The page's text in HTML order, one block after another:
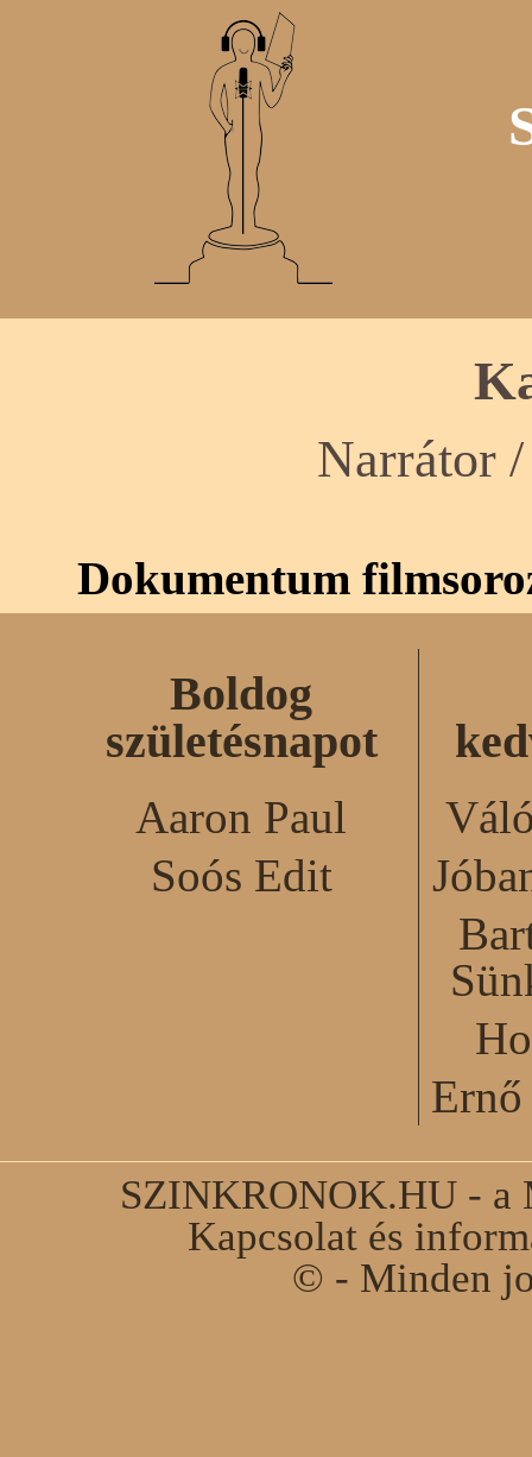
Narrátor
Dokumentum
Boldog
születésnapot
Aaron Paul
Soós Edit
SZINKRONOK.HU - a
Kapcsolat és
© - Minden